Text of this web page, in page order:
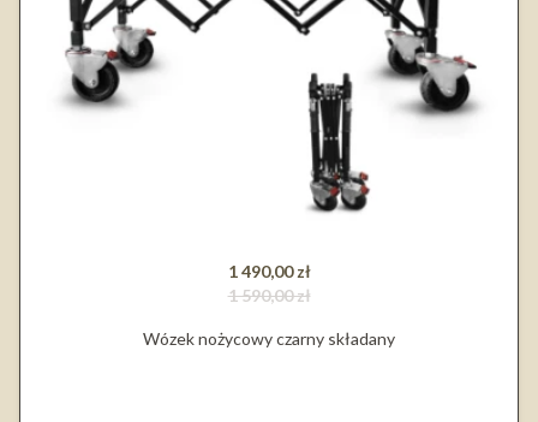
1 490,00 zł
1 590,00 zł
Wózek nożycowy czarny składany